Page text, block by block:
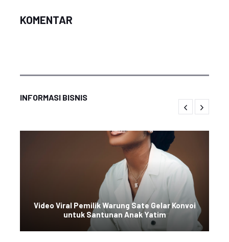
KOMENTAR
INFORMASI BISNIS
Video Viral Pemilik Warung Sate Gelar Konvoi
untuk Santunan Anak Yatim